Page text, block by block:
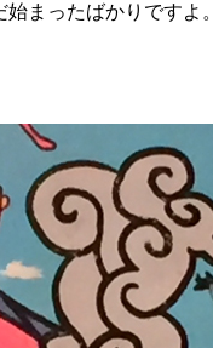
まったばかりですよ。